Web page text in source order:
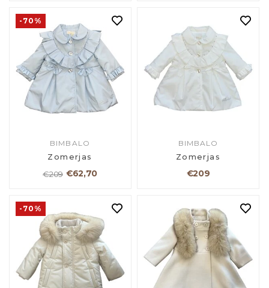
-70%
BIMBALO
Zomerjas
€209 €62,70
BIMBALO
Zomerjas
€209
-70%